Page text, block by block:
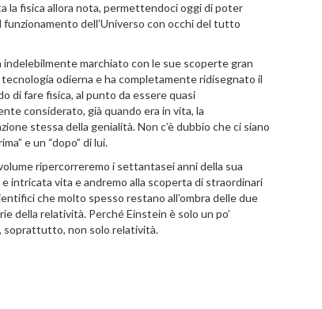
la fisica allora nota, permettendoci oggi di poter
funzionamento dell’Universo con occhi del tutto
indelebilmente marchiato con le sue scoperte gran
odierna e ha completamente ridisegnato il
di fare fisica, al punto da essere quasi
considerato, già quando era in vita, la
stessa della genialità. Non c’è dubbio che ci siano
e un “dopo” di lui.
ripercorreremo i settantasei anni della sua
intricata vita e andremo alla scoperta di straordinari
che molto spesso restano all’ombra delle due
della relatività. Perché Einstein è solo un po’
soprattutto, non solo relatività.